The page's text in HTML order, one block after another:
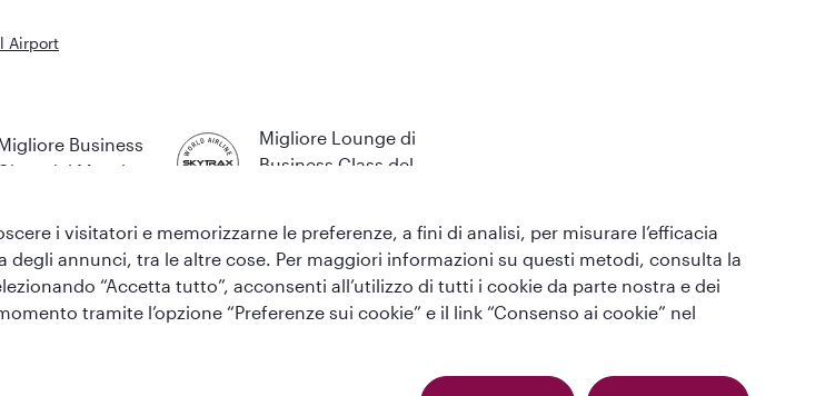
Airport
Business
Class del Mondo
Migliore Lounge di
Business Class del
Qatar Airways Holidays (Italian). Tutti i diritti riservati.
numero di iscrizione nel Registro delle Imprese: SIREN 994 887 412, in collaborazione con GOODTRAVEL (479 454
i visitatori e memorizzarne le preferenze, a fini di analisi, per misurare l’efficacia
degli annunci, tra le altre cose. Per maggiori informazioni su questi metodi, consulta la
“Accetta tutto”, acconsenti all’utilizzo di tutti i cookie da parte nostra e dei
tramite l’opzione “Preferenze sui cookie” e il link “Consenso ai cookie” nel